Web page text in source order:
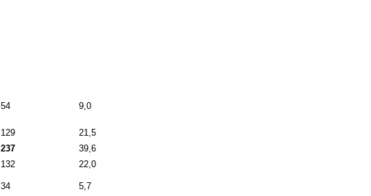
54 9,0
129
21,5
237
39,6
132
22,0
34 5,7